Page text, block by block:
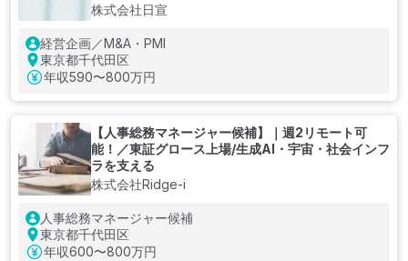
株式会社日宣
経営企画／M&A・PMI
東京都千代田区
年収590〜800万円
【人事総務マネージャー候補】｜週2リモート可
能！／東証グロース上場/生成AI・宇宙・社会インフ
ラを支える
株式会社Ridge-i
人事総務マネージャー候補
東京都千代田区
年収600〜800万円